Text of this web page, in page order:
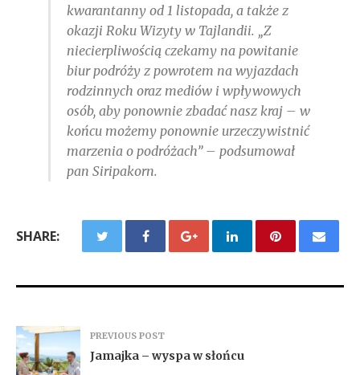
kwarantanny od 1 listopada, a także z
okazji Roku Wizyty w Tajlandii. „Z
niecierpliwością czekamy na powitanie
biur podróży z powrotem na wyjazdach
rodzinnych oraz mediów i wpływowych
osób, aby ponownie zbadać nasz kraj – w
końcu możemy ponownie urzeczywistnić
marzenia o podróżach” – podsumował
pan Siripakorn.
SHARE:
PREVIOUS POST
Jamajka – wyspa w słońcu